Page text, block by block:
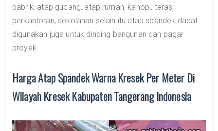
pabrik, atap gudang, atap rumah, kanopi, teras,
perkantoran, sekolahan selain itu atap spandek dapat
digunakan juga untuk dinding bangunan dan pagar
proyek.
Harga Atap Spandek Warna Kresek Per Meter Di
Wilayah Kresek Kabupaten Tangerang Indonesia